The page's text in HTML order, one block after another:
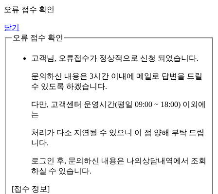
오류 접수 확인
닫기
오류 접수 확인
고객님, 오류접수가 정상적으로 신청 되었습니다.
문의하신 내용은 3시간 이내에 메일로 답변을 드릴
수 있도록 하겠습니다.
다만, 고객센터 운영시간(평일 09:00 ~ 18:00) 이외에
는
처리가 다소 지연될 수 있으니 이 점 양해 부탁 드립
니다.
로그인 후, 문의하신 내용은 나의상담내역에서 조회
하실 수 있습니다.
[접수 정보]